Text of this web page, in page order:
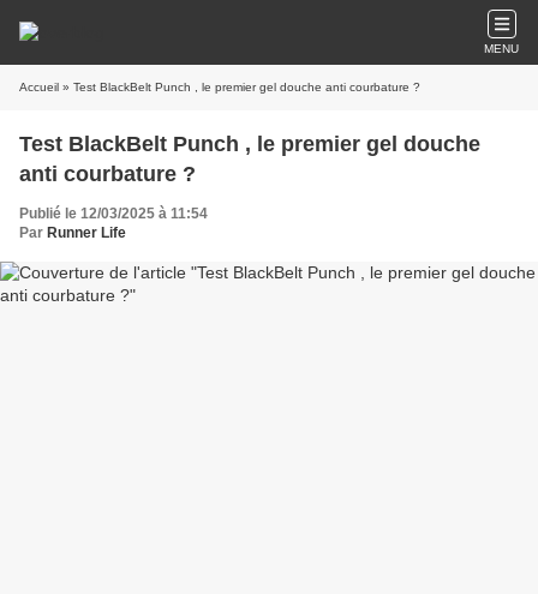
MENU
Accueil » Test BlackBelt Punch , le premier gel douche anti courbature ?
Test BlackBelt Punch , le premier gel douche
anti courbature ?
Publié le 12/03/2025 à 11:54
Par Runner Life